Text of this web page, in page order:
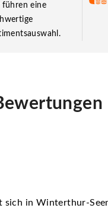
führen eine
in Winterthur-